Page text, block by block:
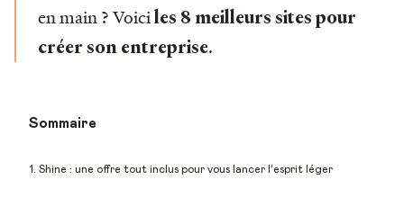
en main ? Voiciles 8 meilleurs sites pour
créer son entreprise.
Sommaire
1. Shine : une offre tout inclus pour vous lancer l’esprit léger